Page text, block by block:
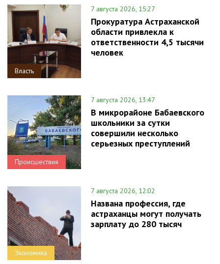
Власть
7 августа 2026, 15:27
Прокуратура Астраханской
области привлекла к
ответственности 4,5 тысячи
человек
Происшествия
7 августа 2026, 13:47
В микрорайоне Бабаевского
школьники за сутки
совершили несколько
серьезных преступлений
Экономика
7 августа 2026, 12:02
Названа профессия, где
астраханцы могут получать
зарплату до 280 тысяч